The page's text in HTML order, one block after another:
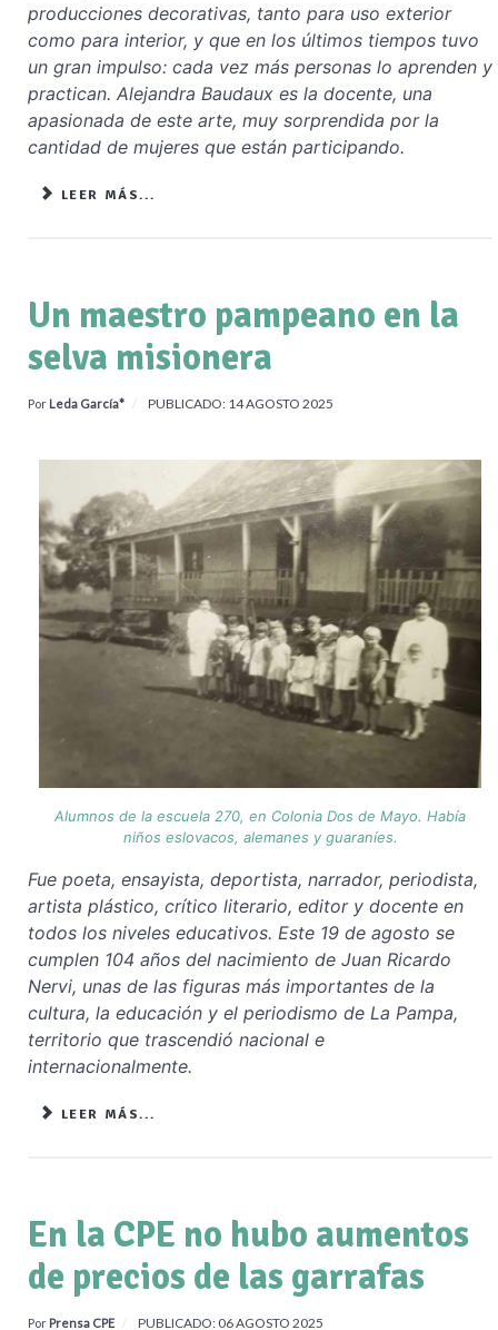
producciones decorativas, tanto para uso exterior
como para interior, y que en los últimos tiempos tuvo
un gran impulso: cada vez más personas lo aprenden y
practican. Alejandra Baudaux es la docente, una
apasionada de este arte, muy sorprendida por la
cantidad de mujeres que están participando.
LEER MÁS...
Un maestro pampeano en la
selva misionera
Por Leda García* PUBLICADO: 14 AGOSTO 2025
Alumnos de la escuela 270, en Colonia Dos de Mayo. Había
niños eslovacos, alemanes y guaraníes.
Fue poeta, ensayista, deportista, narrador, periodista,
artista plástico, crítico literario, editor y docente en
todos los niveles educativos. Este 19 de agosto se
cumplen 104 años del nacimiento de Juan Ricardo
Nervi, unas de las figuras más importantes de la
cultura, la educación y el periodismo de La Pampa,
territorio que trascendió nacional e
internacionalmente.
LEER MÁS...
En la CPE no hubo aumentos
de precios de las garrafas
Por Prensa CPE PUBLICADO: 06 AGOSTO 2025